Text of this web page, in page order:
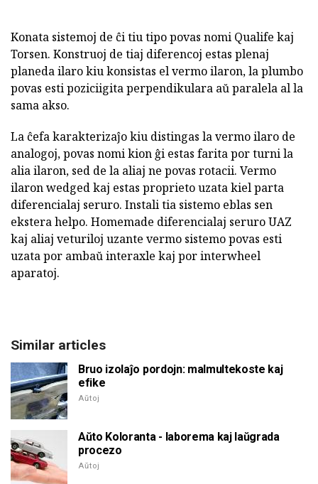
Konata sistemoj de ĉi tiu tipo povas nomi Qualife kaj
Torsen. Konstruoj de tiaj diferencoj estas plenaj
planeda ilaro kiu konsistas el vermo ilaron, la plumbo
povas esti poziciigita perpendikulara aŭ paralela al la
sama akso.
La ĉefa karakterizaĵo kiu distingas la vermo ilaro de
analogoj, povas nomi kion ĝi estas farita por turni la
alia ilaron, sed de la aliaj ne povas rotacii. Vermo
ilaron wedged kaj estas proprieto uzata kiel parta
diferencialaj seruro. Instali tia sistemo eblas sen
ekstera helpo. Homemade diferencialaj seruro UAZ
kaj aliaj veturiloj uzante vermo sistemo povas esti
uzata por ambaŭ interaxle kaj por interwheel
aparatoj.
Similar articles
Bruo izolaĵo pordojn: malmultekoste kaj
efike
Aŭtoj
Aŭto Koloranta - laborema kaj laŭgrada
procezo
Aŭtoj